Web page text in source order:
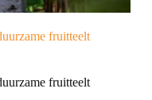
fruitteelt
fruitteelt